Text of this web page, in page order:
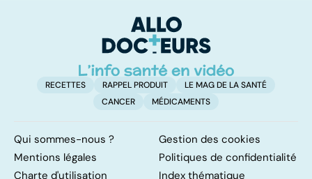
neurologique
incurable
RECETTES RAPPEL PRODUIT
LE MAG DE LA SANTÉ
CANCER
MÉDICAMENTS
Qui sommes-nous ?
Gestion des cookies
Mentions légales
Politiques de confidentialité
Charte d'utilisation
Index thématique